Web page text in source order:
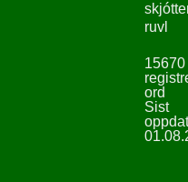
ruvl
15670
ord
Sist